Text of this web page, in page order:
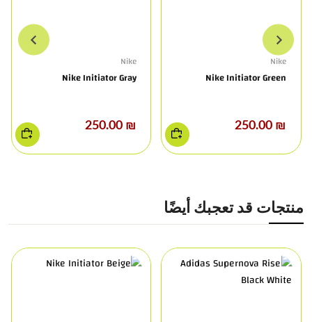
Nike
Nike Initiator Green
₪ 250.00
Nike
Nike Initiator Gray
₪ 250.00
منتجات قد تعجبك أيضًا